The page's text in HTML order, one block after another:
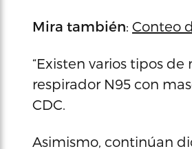
Mira también: Conteo
“Existen varios tipos
respirador N95 con
CDC.
Asimismo, continúan